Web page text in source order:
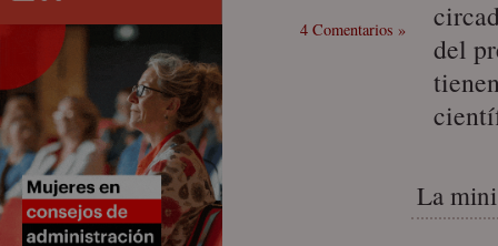
4 Comentarios »
del
La